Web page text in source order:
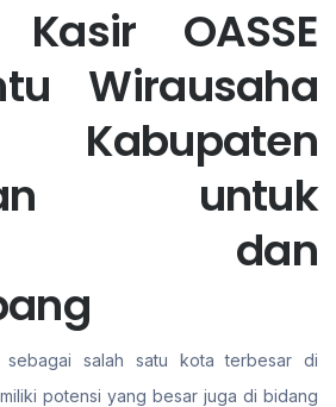
OASSE
Wirausaha
untuk
dan
sebagai salah satu kota terbesar di
potensi yang besar juga di bidang